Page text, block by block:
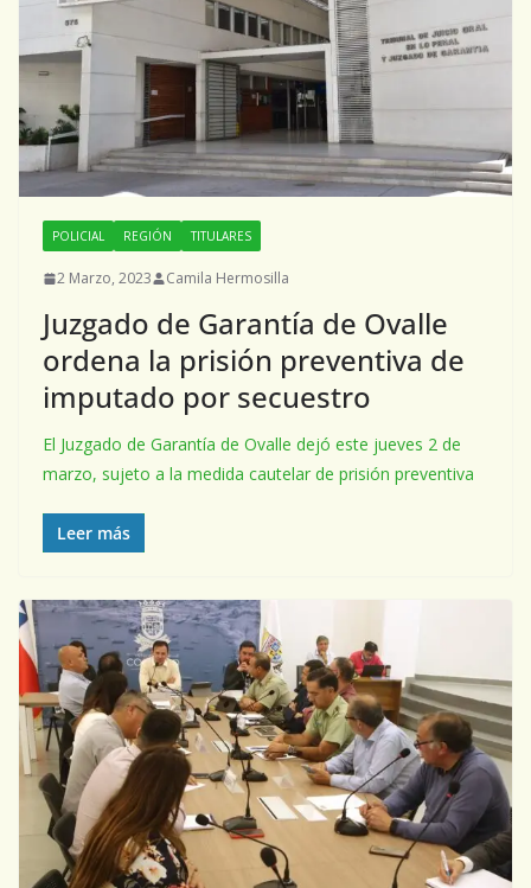
POLICIAL REGIÓN TITULARES
2 Marzo, 2023 Camila Hermosilla
Juzgado de Garantía de Ovalle
ordena la prisión preventiva de
imputado por secuestro
El Juzgado de Garantía de Ovalle dejó este jueves 2 de
marzo, sujeto a la medida cautelar de prisión preventiva
Leer más